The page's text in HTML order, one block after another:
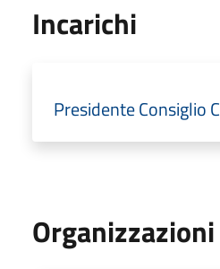
Incarichi
Presidente Consiglio
Organizzazioni